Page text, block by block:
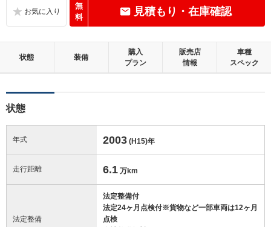
無
料
見積もり・在庫確認
状態 装備
購入
プラン
販売店
情報
車種
スペック
状態
年式 2003 (H15)年
走行距離 6.1 万km
法定整備
法定整備付
法定24ヶ月点検付※貨物など一部車両は12ヶ月
点検